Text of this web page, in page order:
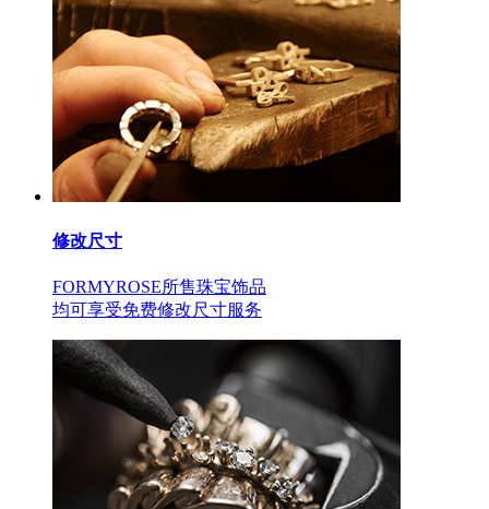
修改尺寸
FORMYROSE所售珠宝饰品
均可享受免费修改尺寸服务